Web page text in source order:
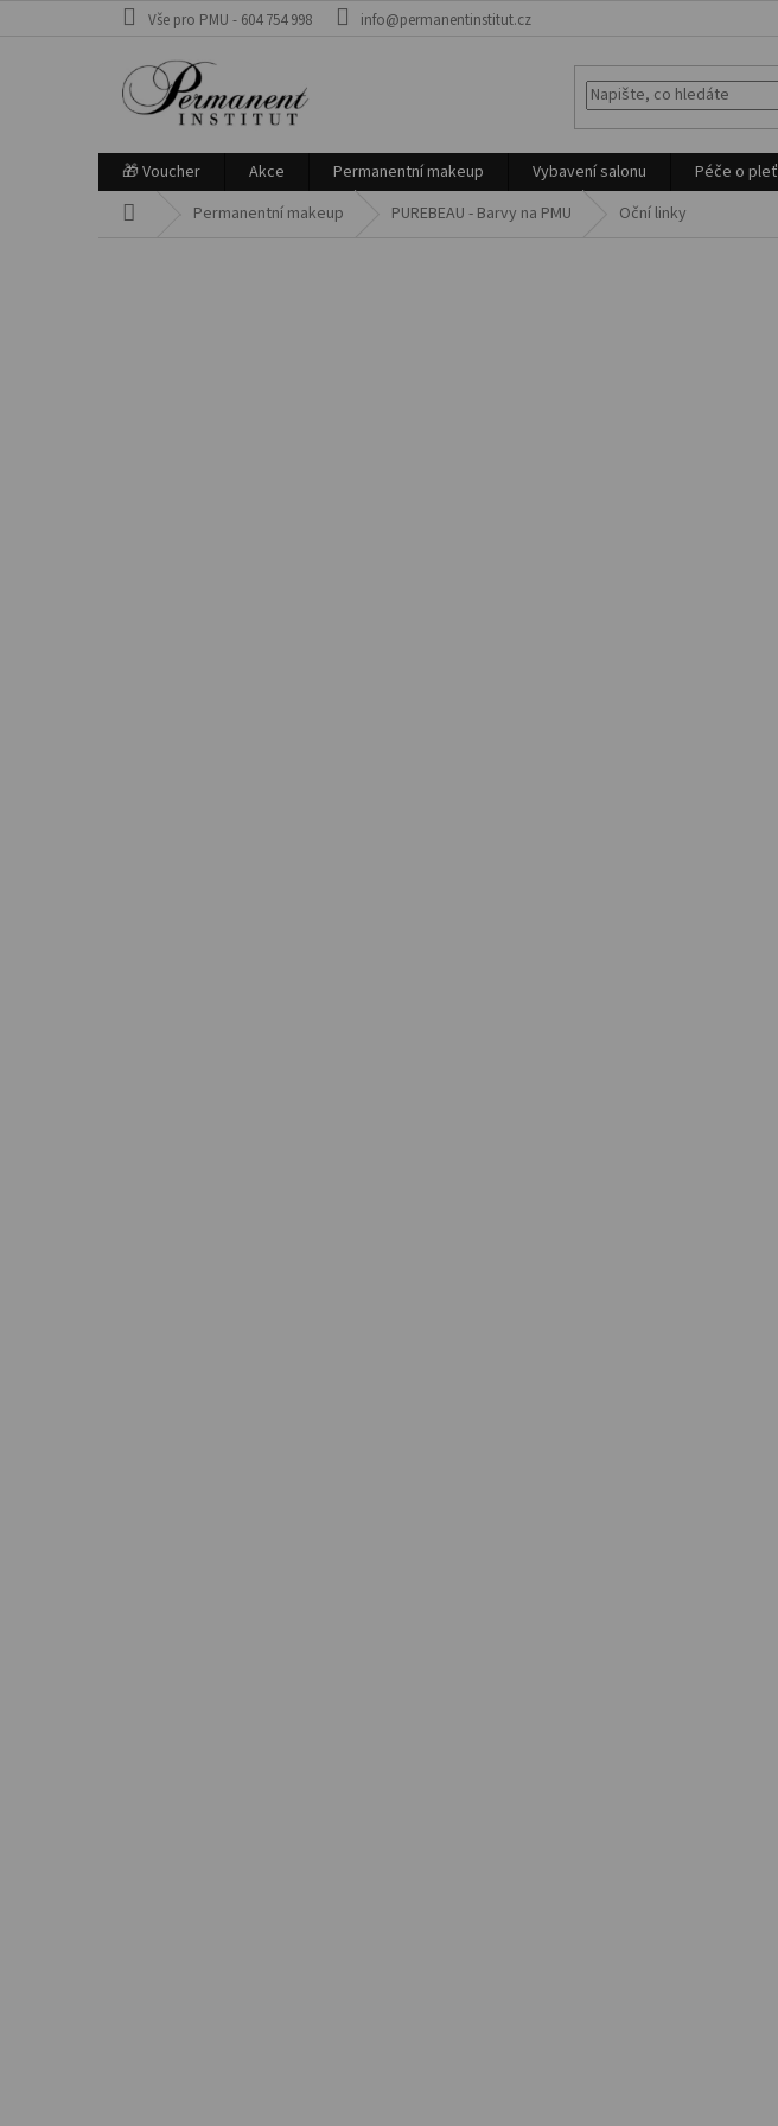
Vše pro PMU - 604 754 998 info@permanentinstitut.cz
🎁 Voucher Akce Permanentní makeup Vybavení salonu Péče o pleť
Permanentní makeup PUREBEAU - Barvy na PMU Oční linky